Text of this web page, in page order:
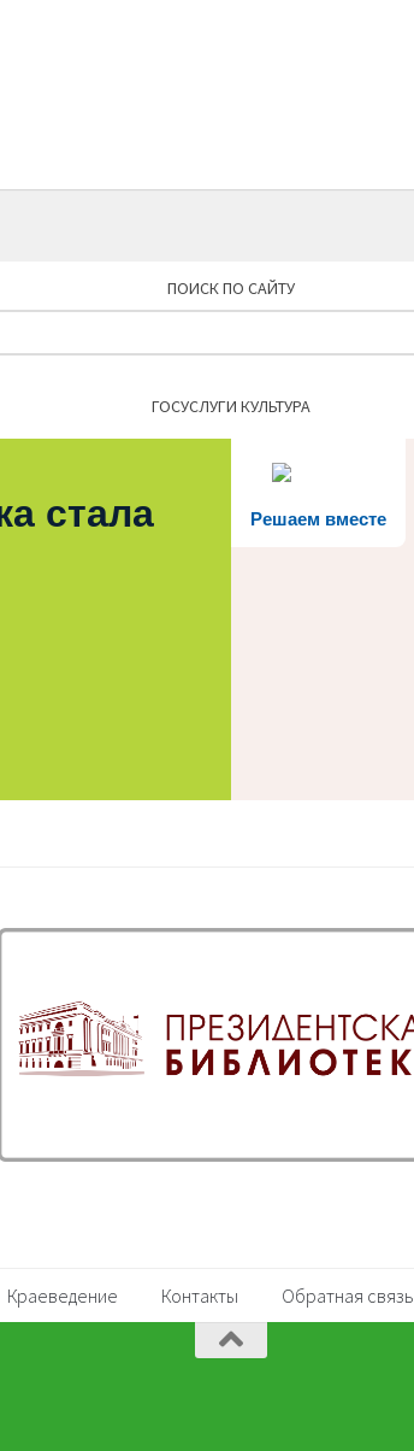
ПОИСК ПО САЙТУ
ГОСУСЛУГИ КУЛЬТУРА
Решаем вместе
стала
Краеведение Контакты Обратная связь